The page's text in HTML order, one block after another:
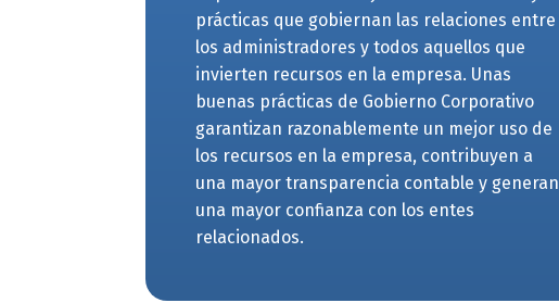
prácticas que gobiernan las relaciones entre
los administradores y todos aquellos que
invierten recursos en la empresa. Unas
buenas prácticas de Gobierno Corporativo
garantizan razonablemente un mejor uso de
los recursos en la empresa, contribuyen a
una mayor transparencia contable y generan
una mayor confianza con los entes
relacionados.